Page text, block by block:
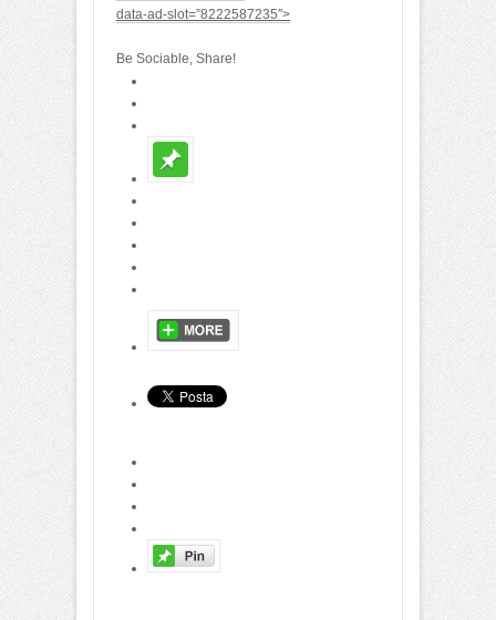
data-ad-slot=”8222587235″>
Be Sociable, Share!